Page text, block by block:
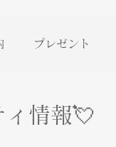
プレゼント
情報💘